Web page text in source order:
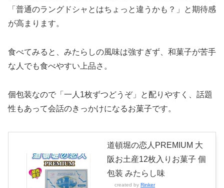
「普通のラングドシャとはちょっと違うかも？」と期待感
が高まります。
食べてみると、みたらしの風味は強すぎず、和菓子が苦手
な人でも食べやすい上品さ。
個包装なので「一人1枚ずつどうぞ」と配りやすく、話題
性もあって会話のきっかけになるお菓子です。
道頓堀の恋人PREMIUM 大
阪お土産12枚入りお菓子 個
包装 みたらし味
created by Rinker